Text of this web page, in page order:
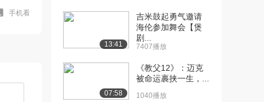
手机看
[8] 和另类医生共赴一场渡
人渡己的治愈之...
13:12
[9] 早起比熬夜更可怕，如
果你也这样，请...
3.6万播放
09:27
13:41
吉米鼓起勇气邀请
海伦参加舞会【煲
剧...
7407播放
07:58
《教父12》：迈克
被命运裹挟一生，...
1040播放